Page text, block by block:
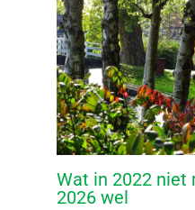
Wat in 2022 niet
2026 wel